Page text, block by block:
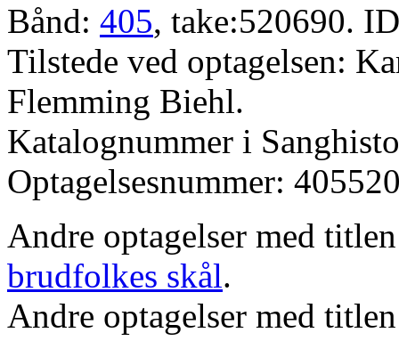
Bånd: 405, take:520690.
Tilstede ved optagelsen:
Flemming Biehl.
Katalognummer i
Optagelsesnummer:
Andre optagelser med
brudfolkes skål.
Andre optagelser med